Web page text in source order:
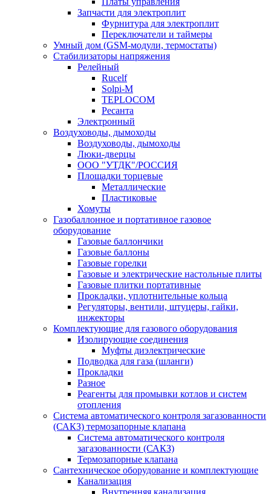
Запчасти для электроплит
Фурнитура для электроплит
Переключатели и таймеры
Умный дом (GSM-модули, термостаты)
Cтабилизаторы напряжения
Релейный
Rucelf
Solpi-M
TEPLOCOM
Ресанта
Электронный
Воздуховоды, дымоходы
Воздуховоды, дымоходы
Люки-дверцы
ООО "УТДК"/РОССИЯ
Площадки торцевые
Металлические
Пластиковые
Хомуты
Газобаллонное и портативное газовое
оборудование
Газовые баллончики
Газовые баллоны
Газовые горелки
Газовые и электрические настольные плиты
Газовые плитки портативные
Прокладки, уплотнительные кольца
Регуляторы, вентили, штуцеры, гайки,
инжекторы
Комплектующие для газового оборудования
Изолирующие соединения
Муфты диэлектрические
Подводка для газа (шланги)
Прокладки
Разное
Реагенты для промывки котлов и систем
отопления
Система автоматического контроля загазованности
(САКЗ) термозапорные клапана
Система автоматического контроля
загазованности (САКЗ)
Термозапорные клапана
Сантехническое оборудование и комплектующие
Канализация
Внутренняя канализация